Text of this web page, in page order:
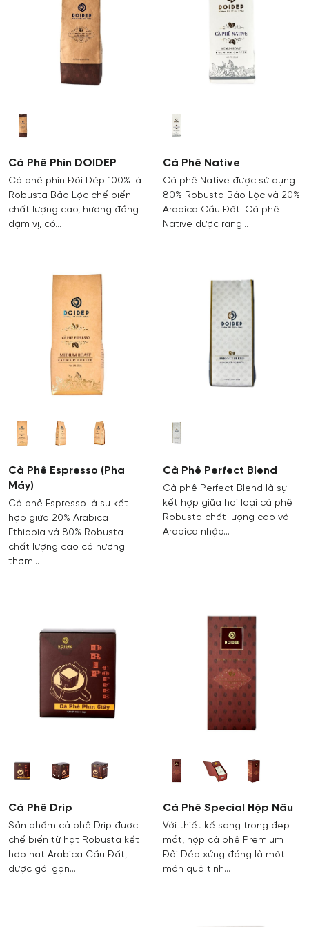
cho đời sống tinh thần của khách hàng bằng những
sản phẩm chất lượng và dịch vụ chu đáo được nuôi
dưỡng bởi đam mê và sự tận tâm của các thế hệ con
người Đôi Dép.
Cà Phê Phin DOIDEP
Cà phê phin Đôi Dép 100% là
Robusta Bảo Lộc chế biến
chất lượng cao, hương đắng
đậm vị, có…
Cà Phê Native
Cà phê Native được sử dụng
80% Robusta Bảo Lộc và 20%
Arabica Cầu Đất. Cà phê
Native được rang…
Cà Phê Espresso (Pha
Máy)
Cà phê Espresso là sự kết
hợp giữa 20% Arabica
Ethiopia và 80% Robusta
chất lượng cao có hương
thơm…
Cà Phê Perfect Blend
Cà phê Perfect Blend là sự
kết hợp giữa hai loại cà phê
Robusta chất lượng cao và
Arabica nhập…
Cà Phê Drip
Sản phẩm cà phê Drip được
chế biến từ hạt Robusta kết
hợp hạt Arabica Cầu Đất,
được gói gọn…
Cà Phê Special Hộp Nâu
Với thiết kế sang trọng đẹp
mắt, hộp cà phê Premium
Đôi Dép xứng đáng là một
món quà tinh…